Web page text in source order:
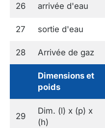
26 arrivée d'eau
27 sortie d'eau
28 Arrivée de gaz
Dimensions et
poids
29
Dim. (l) x (p) x
(h)